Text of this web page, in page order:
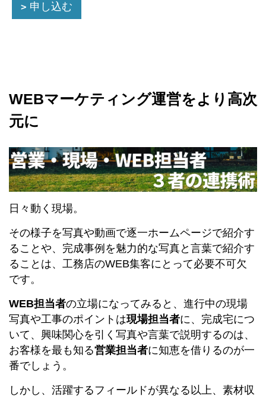
申し込む
WEBマーケティング運営をより高次
元に
日々動く現場。
その様子を写真や動画で逐一ホームページで紹介す
ることや、完成事例を魅力的な写真と言葉で紹介す
ることは、工務店のWEB集客にとって必要不可欠
です。
WEB担当者の立場になってみると、進行中の現場
写真や工事のポイントは現場担当者に、完成宅につ
いて、興味関心を引く写真や言葉で説明するのは、
お客様を最も知る営業担当者に知恵を借りるのが一
番でしょう。
しかし、活躍するフィールドが異なる以上、素材収